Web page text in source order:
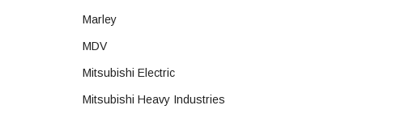
Marley
MDV
Mitsubishi Electric
Mitsubishi Heavy Industries